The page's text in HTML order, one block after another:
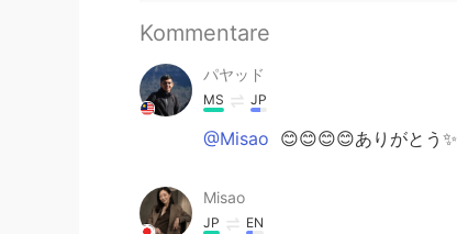
Kommentare
パヤッド
MS JP
@Misao 😊😊😊😊ありがとう✨
Misao
JP EN